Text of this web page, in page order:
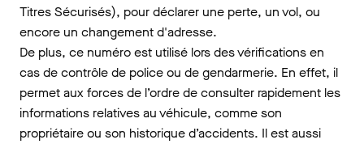
Titres Sécurisés), pour déclarer une perte, un vol, ou
encore un changement d'adresse.
De plus, ce numéro est utilisé lors des vérifications en
cas de contrôle de police ou de gendarmerie. En effet, il
permet aux forces de l’ordre de consulter rapidement les
informations relatives au véhicule, comme son
propriétaire ou son historique d’accidents. Il est aussi